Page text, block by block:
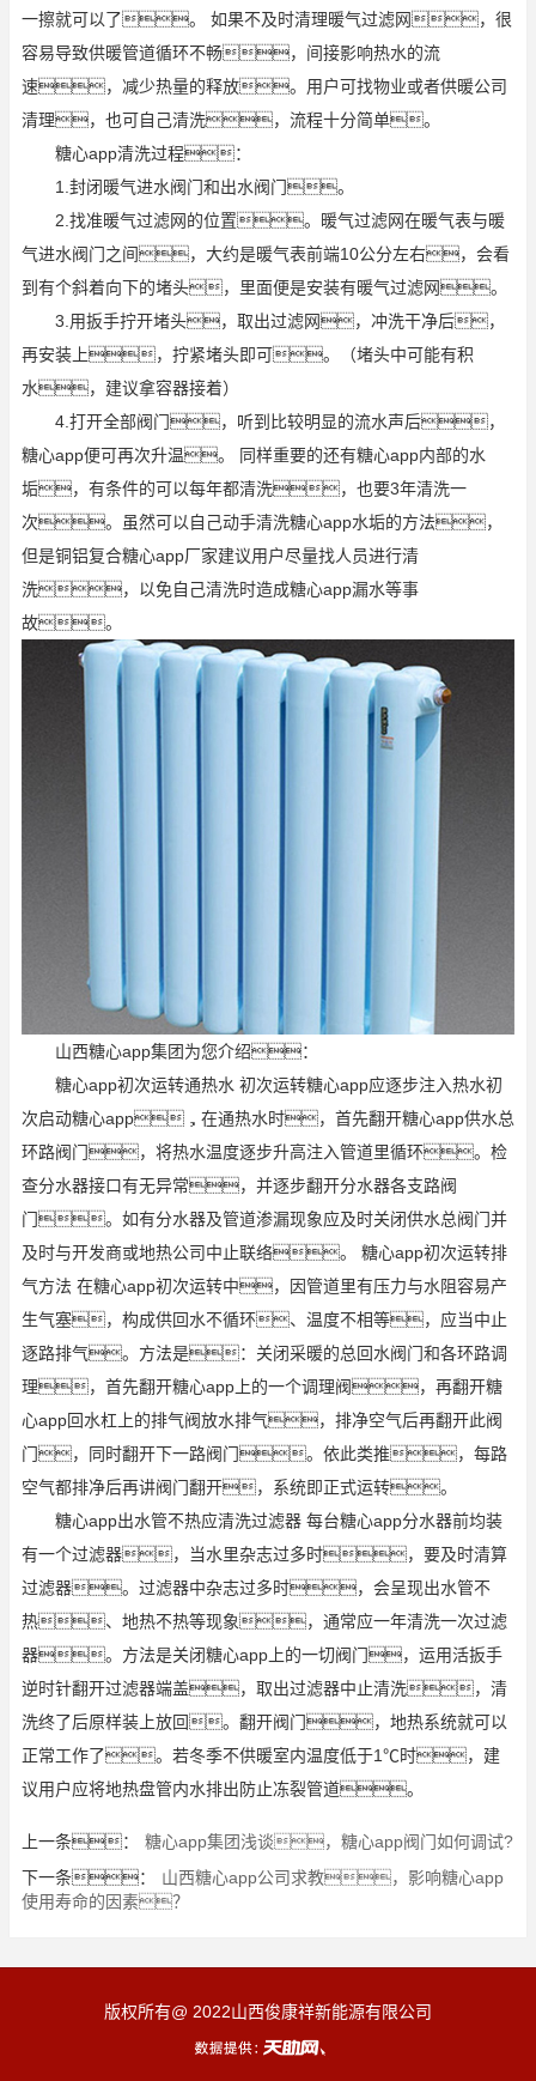
一擦就可以了。 如果不及时清理暖气过滤网，很
容易导致供暖管道循环不畅，间接影响热水的流
速，减少热量的释放。用户可找物业或者供暖公司
清理，也可自己清洗，流程十分简单。
糖心app清洗过程：
1.封闭暖气进水阀门和出水阀门。
2.找准暖气过滤网的位置。暖气过滤网在暖气表与暖
气进水阀门之间，大约是暖气表前端10公分左右，会看
到有个斜着向下的堵头，里面便是安装有暖气过滤网。
3.用扳手拧开堵头，取出过滤网，冲洗干净后，
再安装上，拧紧堵头即可。（堵头中可能有积
水，建议拿容器接着）
4.打开全部阀门，听到比较明显的流水声后，
糖心app便可再次升温。 同样重要的还有糖心app内部的水
垢，有条件的可以每年都清洗，也要3年清洗一
次。虽然可以自己动手清洗糖心app水垢的方法，
但是铜铝复合糖心app厂家建议用户尽量找人员进行清
洗，以免自己清洗时造成糖心app漏水等事
故。
山西糖心app集团为您介绍：
糖心app初次运转通热水 初次运转糖心app应逐步注入热水初
次启动糖心app，在通热水时，首先翻开糖心app供水总
环路阀门，将热水温度逐步升高注入管道里循环。检
查分水器接口有无异常，并逐步翻开分水器各支路阀
门。如有分水器及管道渗漏现象应及时关闭供水总阀门并
及时与开发商或地热公司中止联络。 糖心app初次运转排
气方法 在糖心app初次运转中，因管道里有压力与水阻容易产
生气塞，构成供回水不循环、温度不相等，应当中止
逐路排气。方法是：关闭采暖的总回水阀门和各环路调
理，首先翻开糖心app上的一个调理阀，再翻开糖
心app回水杠上的排气阀放水排气，排净空气后再翻开此阀
门，同时翻开下一路阀门。依此类推，每路
空气都排净后再讲阀门翻开，系统即正式运转。
糖心app出水管不热应清洗过滤器 每台糖心app分水器前均装
有一个过滤器，当水里杂志过多时，要及时清算
过滤器。过滤器中杂志过多时，会呈现出水管不
热、地热不热等现象，通常应一年清洗一次过滤
器。方法是关闭糖心app上的一切阀门，运用活扳手
逆时针翻开过滤器端盖，取出过滤器中止清洗，清
洗终了后原样装上放回。翻开阀门，地热系统就可以
正常工作了。若冬季不供暖室内温度低于1℃时，建
议用户应将地热盘管内水排出防止冻裂管道。
上一条：
糖心app集团浅谈，糖心app阀门如何调试?
下一条：
山西糖心app公司求教，影响糖心app
使用寿命的因素？
版权所有@ 2022山西俊康祥新能源有限公司